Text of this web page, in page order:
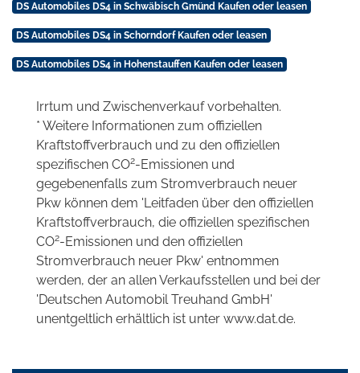
DS Automobiles DS4 in Schwäbisch Gmünd Kaufen oder leasen
DS Automobiles DS4 in Schorndorf Kaufen oder leasen
DS Automobiles DS4 in Hohenstauffen Kaufen oder leasen
Irrtum und Zwischenverkauf vorbehalten.
* Weitere Informationen zum offiziellen
Kraftstoffverbrauch und zu den offiziellen
spezifischen CO2-Emissionen und
gegebenenfalls zum Stromverbrauch neuer
Pkw können dem 'Leitfaden über den offiziellen
Kraftstoffverbrauch, die offiziellen spezifischen
CO2-Emissionen und den offiziellen
Stromverbrauch neuer Pkw' entnommen
werden, der an allen Verkaufsstellen und bei der
'Deutschen Automobil Treuhand GmbH'
unentgeltlich erhältlich ist unter www.dat.de.